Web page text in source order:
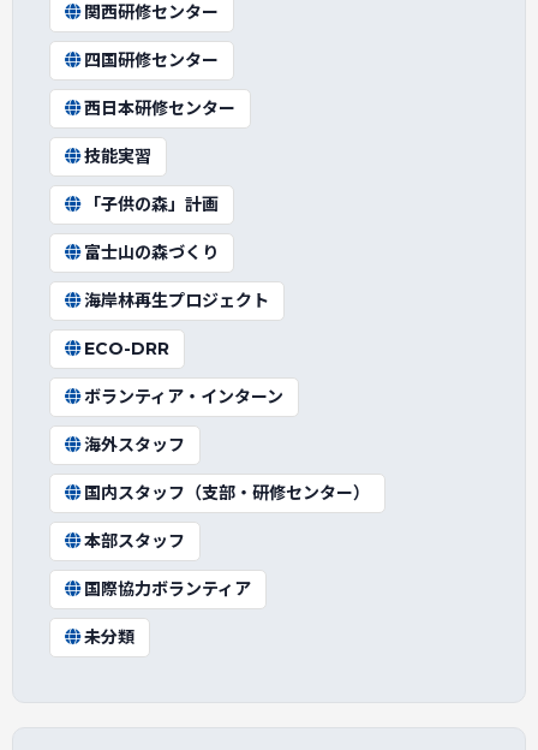
関西研修センター
四国研修センター
西日本研修センター
技能実習
「子供の森」計画
富士山の森づくり
海岸林再生プロジェクト
ECO-DRR
ボランティア・インターン
海外スタッフ
国内スタッフ（支部・研修センター）
本部スタッフ
国際協力ボランティア
未分類